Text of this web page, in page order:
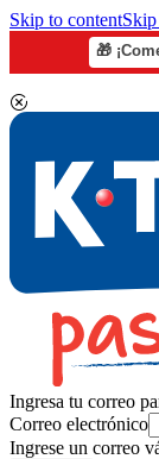
Skip to content
🎁
Ingresa tu correo
Correo electrónico
Ingrese un correo